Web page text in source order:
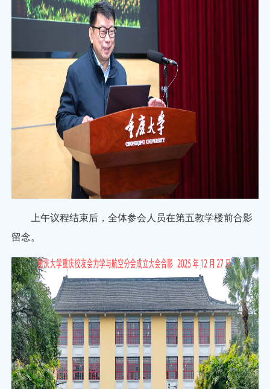
上午议程结束后，全体参会人员在第五教学楼前合影
留念。